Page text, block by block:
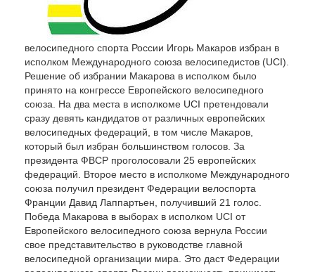
велосипедного спорта России Игорь Макаров избран в
исполком Международного союза велосипедистов (UCI).
Решение об избрании Макарова в исполком было
принято на конгрессе Европейского велосипедного
союза. На два места в исполкоме UCI претендовали
сразу девять кандидатов от различных европейских
велосипедных федераций, в том числе Макаров,
который был избран большинством голосов. За
президента ФВСР проголосовали 25 европейских
федераций. Второе место в исполкоме Международного
союза получил президент Федерации велоспорта
Франции Давид Лаппартьен, получивший 21 голос.
Победа Макарова в выборах в исполком UCI от
Европейского велосипедного союза вернула России
свое представительство в руководстве главной
велосипедной организации мира. Это даст Федерации